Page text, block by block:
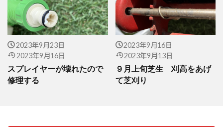
2023年9月23日
2023年9月16日
スプレイヤーが壊れたので
修理する
2023年9月16日
2023年9月13日
９月上旬芝生 刈高をあげ
て芝刈り